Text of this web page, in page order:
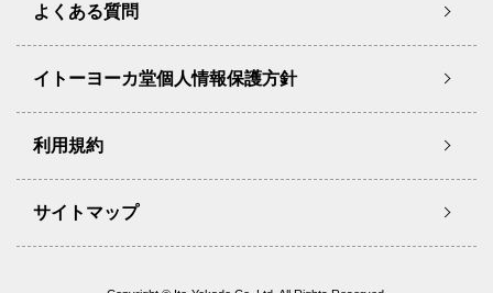
よくある質問
イトーヨーカ堂個人情報保護方針
利用規約
サイトマップ